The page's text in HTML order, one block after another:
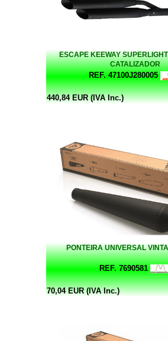
ESCAPE KEEWAY
CATALIZADOR
REF. 47100J280005
440,84 EUR (IVA Inc.)
PONTEIRA UNIVERSAL
REF. 7690581
70,04 EUR (IVA Inc.)